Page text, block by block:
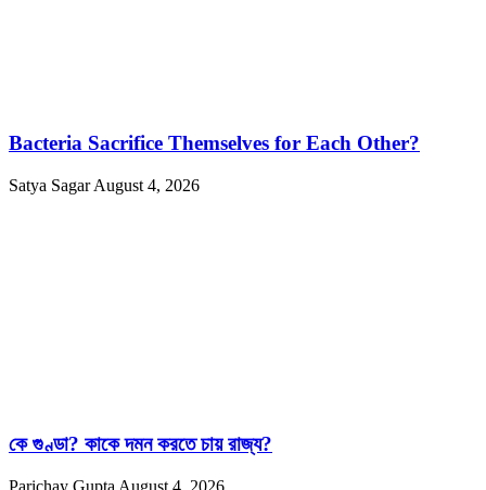
Bacteria Sacrifice Themselves for Each Other?
Satya SagarAugust 4, 2026
কে গুণ্ডা? কাকে দমন করতে চায় রাজ্য?
Parichay Gupta August 4, 2026